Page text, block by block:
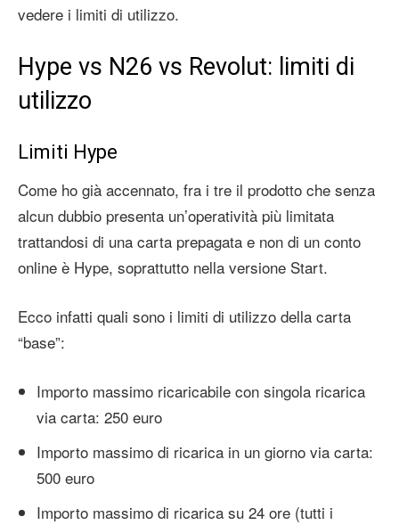
vedere i limiti di utilizzo.
Hype vs N26 vs Revolut: limiti di
utilizzo
Limiti Hype
Come ho già accennato, fra i tre il prodotto che senza
alcun dubbio presenta un’operatività più limitata
trattandosi di una carta prepagata e non di un conto
online è Hype, soprattutto nella versione Start.
Ecco infatti quali sono i limiti di utilizzo della carta
“base”:
Importo massimo ricaricabile con singola ricarica
via carta: 250 euro
Importo massimo di ricarica in un giorno via carta:
500 euro
Importo massimo di ricarica su 24 ore (tutti i